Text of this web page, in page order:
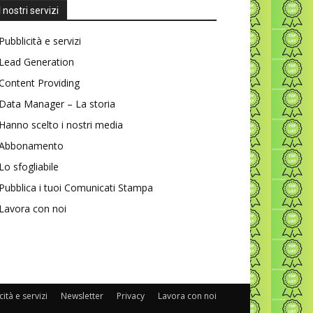
I nostri servizi
Pubblicità e servizi
Lead Generation
Providing
Data Manager – La storia
Hanno scelto i nostri media
Lo sfogliabile
Pubblica i tuoi Comunicati Stampa
Lavora con noi
e servizi Newsletter Privacy Lavora con noi